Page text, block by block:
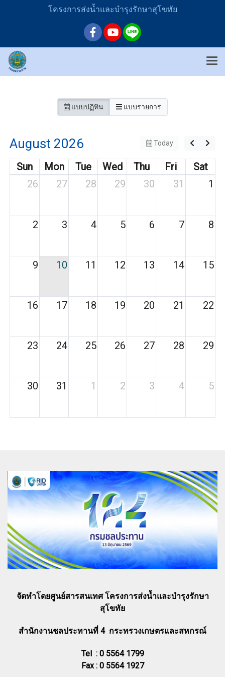
โครงการส่งน้ำและบำรุงรักษาสุโขทัย
แบบปฏิทิน แบบรายการ
August 2026 Today
Sun Mon Tue Wed Thu Fri
Sat
26
27 28 29 30 31 1
2 3 4 5 6 7 8
9 10 11 12 13 14 15
16 17 18 19 20 21 22
23 24 25 26 27 28 29
30 31 1 2 3 4 5
จัดทำโดยศูนย์สารสนเทศ โครงการส่งน้ำและบำรุงรักษา
สุโขทัย
สำนักงานชลประทานที่ 4 กระทรวงเกษตรและสหกรณ์
Tel : 0 5564 1799
Fax : 0 5564 1927